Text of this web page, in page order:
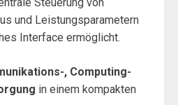
und Leistungsparametern
Interface ermöglicht.
, Computing-
in einem kompakten